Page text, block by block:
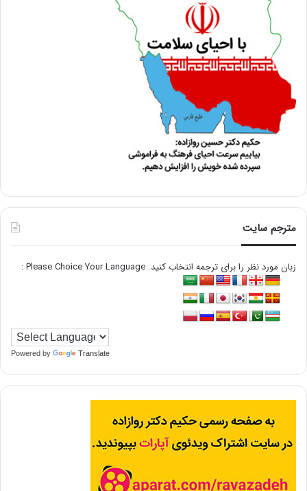
مترجم سایت
زبان مورد نظر را برای ترجمه انتخاب کنید. Please Choice Your Language :
Powered by Translate